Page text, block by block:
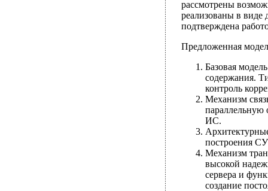
рассмотрены
реализованы в виде
подтверждена
Предложенная
Базовая
содержания.
контроль
Механизм
параллельную
ИС.
построения
Механизм
высокой
сервера и
создание